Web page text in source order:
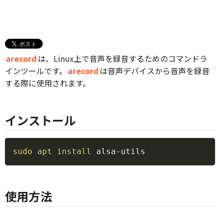
arecordは、Linux上で音声を録音するためのコマンドラ
インツールです。 arecordは音声デバイスから音声を録音
する際に使用されます。
インストール
sudo apt install alsa-utils
使用方法